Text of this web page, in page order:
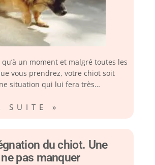
un moment et malgré toutes les
vous prendrez, votre chiot soit
situation qui lui fera très…
SUITE »
du chiot. Une
pas manquer